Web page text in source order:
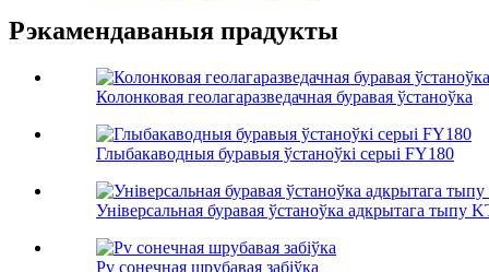
Рэкамендаваныя прадукты
Колонковая геолагаразведачная буравая ўстаноўка
Глыбакаводныя буравыя ўстаноўкі серыі FY180
Універсальная буравая ўстаноўка адкрытага тыпу
Pv сонечная шрубавая забіўка